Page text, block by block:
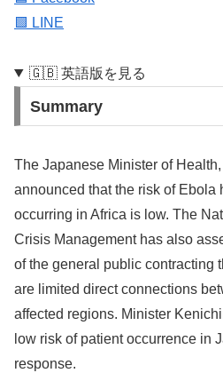
🟩 LINE
🇬🇧 英語版を見る
Summary
The Japanese Minister of
announced that the risk of Ebola
occurring in Africa is low. The
Crisis Management has also
of the general public contracting
are limited direct connections
affected regions. Minister
low risk of patient occurrence in
response.